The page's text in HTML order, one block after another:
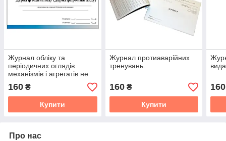
Журнал обліку та
періодичних оглядів
механізмів і агрегатів не
підконтрольних
Держгіртехнагляду
160 ₴
Купити
Журнал протиаварійних
тренувань.
160₴
Купити
160
Про нас